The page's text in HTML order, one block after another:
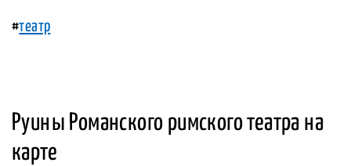
#театр
Руины Романского римского театра на
карте